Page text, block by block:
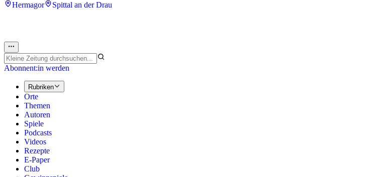
Hermagor
Spittal an der Drau
Abonnent:in werden
Rubriken
Orte
Themen
Autoren
Spiele
Podcasts
Videos
Rezepte
E-Paper
Club